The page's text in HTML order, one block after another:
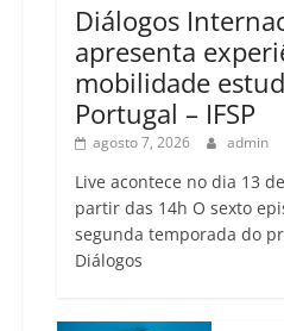
Diálogos
apresenta
mobilidade
Portugal – IFSP
agosto 7, 2026 admin
Live acontece no dia 13
partir das 14h O sexto
segunda temporada do
Diálogos